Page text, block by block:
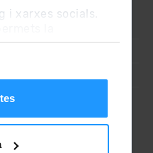
i xarxes socials.
prefereixes